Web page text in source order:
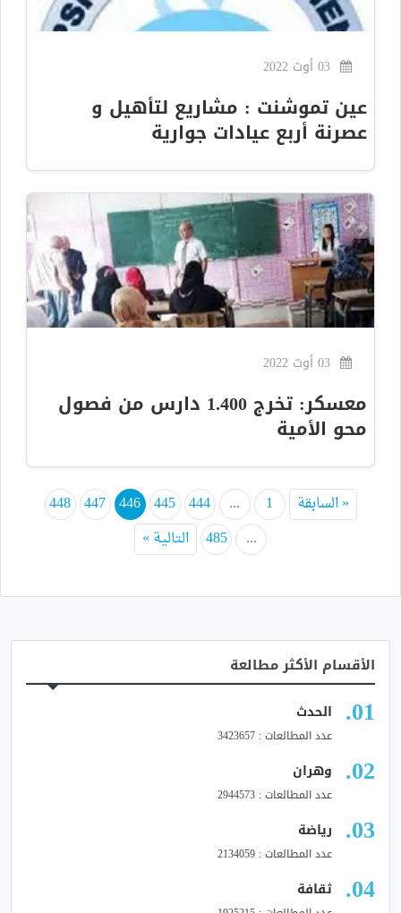
عين تموشنت : مشاريع لتأهيل و
عصرنة أربع عيادات جوارية
معسكر: تخرج 1.400 دارس من فصول
محو الأمية
« السابقة 1
...
444
445
446
447
448
...
485 التالية »
الأقسام الأكثر مطالعة
الحدث
عدد المطالعات : 3423657
وهران
عدد المطالعات : 2944573
رياضة
عدد المطالعات : 2134059
ثقافة